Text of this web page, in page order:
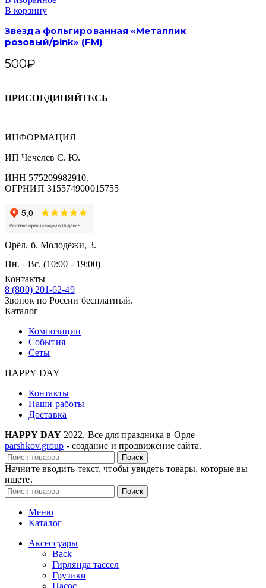
В корзину
Звезда фольгированная «Металлик
розовый/pink» (FM)
500₽
ПРИСОЕДИНЯЙТЕСЬ
ИНФОРМАЦИЯ
ИП Чечелев С. Ю.
ИНН 575209982910,
ОГРНИП 315574900015755
Орёл, б. Молодёжи, 3.
Пн. - Вс. (10:00 - 19:00)
Контакты
8 (800) 201-62-49
Звонок по России бесплатный.
Каталог
Композиции
События
Сеты
HAPPY DAY
Контакты
Наши работы
Доставка
HAPPY DAY 2022. Все для праздника в Орле
parshkov.group - создание и продвижение сайта.
Поиск
Начните вводить текст, чтобы увидеть товары, которые вы
ищете.
Поиск
Меню
Каталог
Аксессуары
Back
Гирлянда тассел
Грузики
Насос